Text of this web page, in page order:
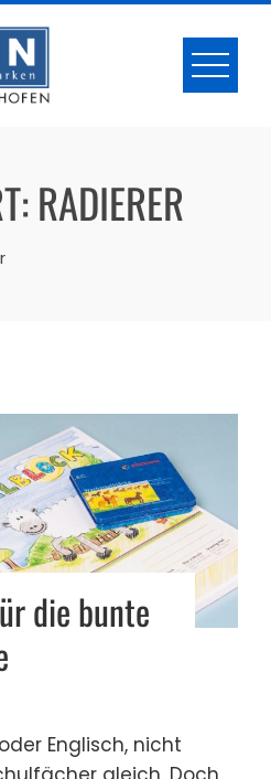
RADIERER
die bunte
Englisch, nicht